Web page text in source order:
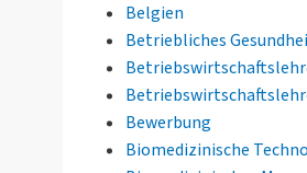
Belgien
Betriebliches
Bewerbung
Biomedizinische